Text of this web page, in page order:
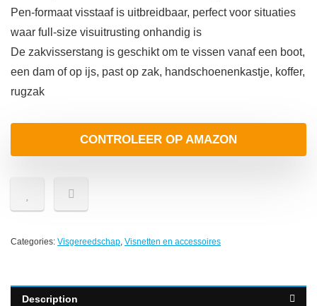
Pen-formaat visstaaf is uitbreidbaar, perfect voor situaties
waar full-size visuitrusting onhandig is
De zakvisserstang is geschikt om te vissen vanaf een boot,
een dam of op ijs, past op zak, handschoenenkastje, koffer,
rugzak
CONTROLEER OP AMAZON
Categories: Visgereedschap, Visnetten en accessoires
Description